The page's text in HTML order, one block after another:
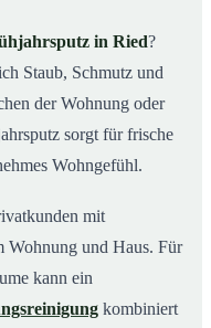
unsere Profis
in Ried?
Staub, Schmutz und
der Wohnung oder
sorgt für frische
Wohngefühl.
mit
Wohnung und Haus. Für
kann ein
kombiniert